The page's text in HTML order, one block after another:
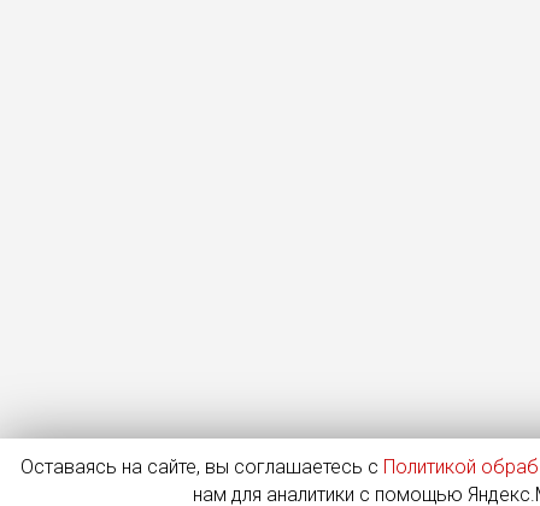
Оставаясь на сайте, вы соглашаетесь с Политикой
нам для аналитики с помощью